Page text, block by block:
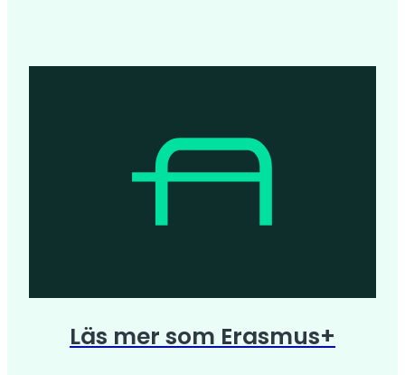
Läs mer som Erasmus+